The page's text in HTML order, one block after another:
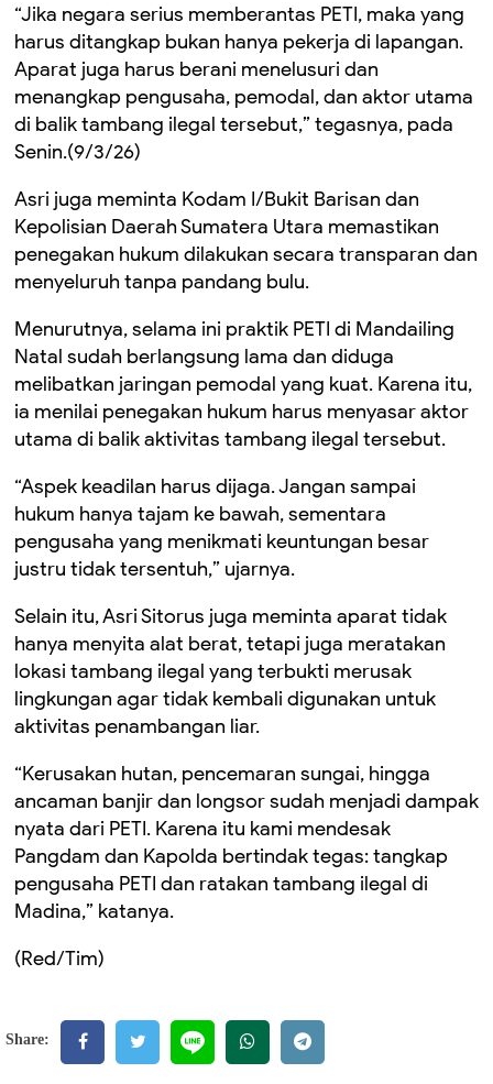
“Jika negara serius memberantas PETI, maka yang
harus ditangkap bukan hanya pekerja di lapangan.
Aparat juga harus berani menelusuri dan
menangkap pengusaha, pemodal, dan aktor utama
di balik tambang ilegal tersebut,” tegasnya, pada
Senin.(9/3/26)
Asri juga meminta Kodam I/Bukit Barisan dan
Kepolisian Daerah Sumatera Utara memastikan
penegakan hukum dilakukan secara transparan dan
menyeluruh tanpa pandang bulu.
Menurutnya, selama ini praktik PETI di Mandailing
Natal sudah berlangsung lama dan diduga
melibatkan jaringan pemodal yang kuat. Karena itu,
ia menilai penegakan hukum harus menyasar aktor
utama di balik aktivitas tambang ilegal tersebut.
“Aspek keadilan harus dijaga. Jangan sampai
hukum hanya tajam ke bawah, sementara
pengusaha yang menikmati keuntungan besar
justru tidak tersentuh,” ujarnya.
Selain itu, Asri Sitorus juga meminta aparat tidak
hanya menyita alat berat, tetapi juga meratakan
lokasi tambang ilegal yang terbukti merusak
lingkungan agar tidak kembali digunakan untuk
aktivitas penambangan liar.
“Kerusakan hutan, pencemaran sungai, hingga
ancaman banjir dan longsor sudah menjadi dampak
nyata dari PETI. Karena itu kami mendesak
Pangdam dan Kapolda bertindak tegas: tangkap
pengusaha PETI dan ratakan tambang ilegal di
Madina,” katanya.
(Red/Tim)
Share: